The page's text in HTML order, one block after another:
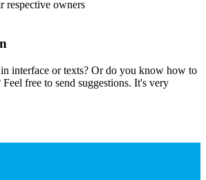
respective owners
interface or texts? Or do you know how to
free to send suggestions. It's very